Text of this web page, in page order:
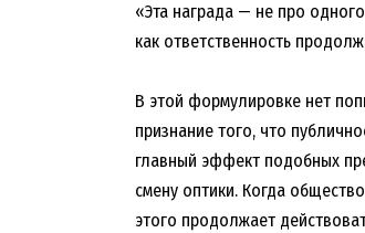
«Эта награда — не про
как ответственность
В этой формулировке нет
признание того, что
главный эффект подобных
смену оптики. Когда
этого продолжает